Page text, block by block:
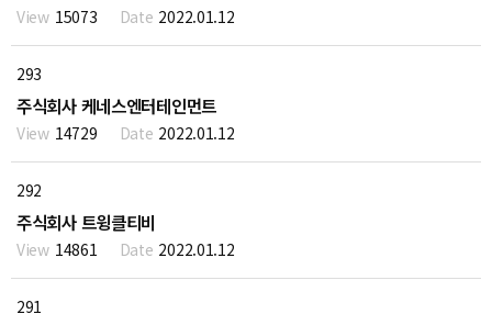
15073 2022.01.12
293
주식회사 케네스엔터테인먼트
14729 2022.01.12
292
주식회사 트윙클티비
14861 2022.01.12
291